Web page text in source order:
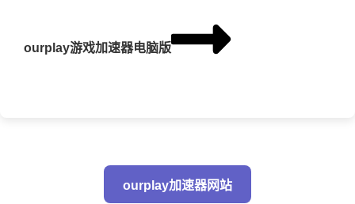
ourplay游戏加速器电脑版
ourplay加速器网站